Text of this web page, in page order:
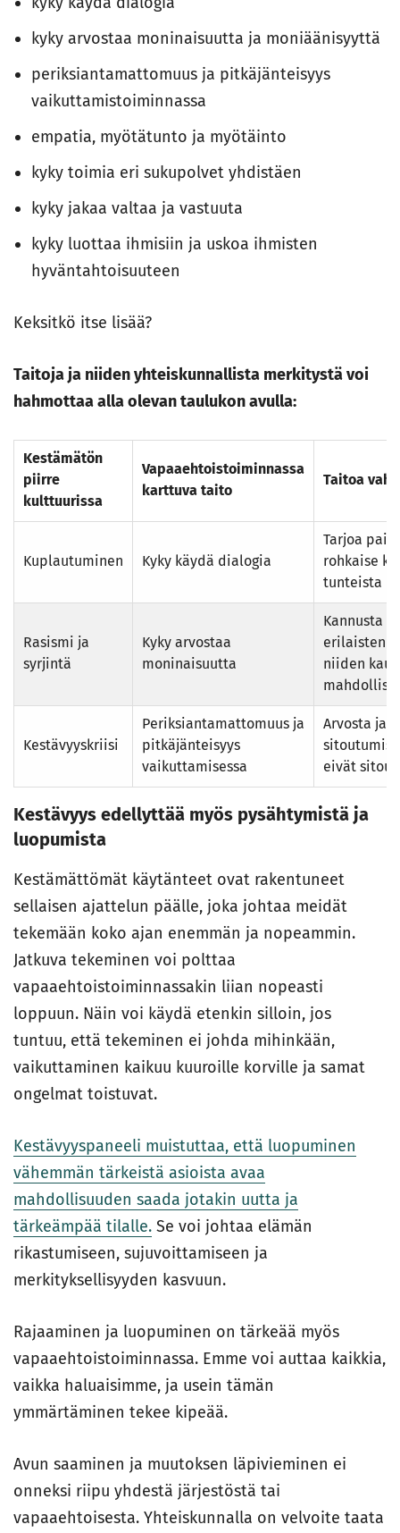
kyky arvostaa moninaisuutta ja moniäänisyyttä
periksiantamattomuus ja pitkäjänteisyys
vaikuttamistoiminnassa
empatia, myötätunto ja myötäinto
kyky toimia eri sukupolvet yhdistäen
kyky jakaa valtaa ja vastuuta
kyky luottaa ihmisiin ja uskoa ihmisten
hyväntahtoisuuteen
Keksitkö itse lisää?
Taitoja ja niiden yhteiskunnallista merkitystä voi
hahmottaa alla olevan taulukon avulla:
Kestämätön
piirre
kulttuurissa
Vapaaehtoistoiminnassa
karttuva taito
Taitoa
Kuplautuminen Kyky käydä dialogia
Tarjoa
rohkaise
tunteista
Rasismi ja
syrjintä
Kyky arvostaa
moninaisuutta
Kannusta
erilaisten
niiden
Kestävyyskriisi
Periksiantamattomuus ja
pitkäjänteisyys
vaikuttamisessa
Arvosta ja
eivät
Kestävyys edellyttää myös pysähtymistä ja
luopumista
Kestämättömät käytänteet ovat rakentuneet
sellaisen ajattelun päälle, joka johtaa meidät
tekemään koko ajan enemmän ja nopeammin.
Jatkuva tekeminen voi polttaa
vapaaehtoistoiminnassakin liian nopeasti
loppuun. Näin voi käydä etenkin silloin, jos
tuntuu, että tekeminen ei johda mihinkään,
vaikuttaminen kaikuu kuuroille korville ja samat
ongelmat toistuvat.
Kestävyyspaneeli muistuttaa, että luopuminen
vähemmän tärkeistä asioista avaa
mahdollisuuden saada jotakin uutta ja
tärkeämpää tilalle. Se voi johtaa elämän
rikastumiseen, sujuvoittamiseen ja
merkityksellisyyden kasvuun.
Rajaaminen ja luopuminen on tärkeää myös
vapaaehtoistoiminnassa. Emme voi auttaa kaikkia,
vaikka haluaisimme, ja usein tämän
ymmärtäminen tekee kipeää.
Avun saaminen ja muutoksen läpivieminen ei
onneksi riipu yhdestä järjestöstä tai
vapaaehtoisesta. Yhteiskunnalla on velvoite taata